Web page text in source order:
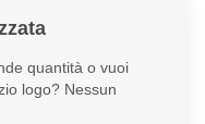
quantità o vuoi
logo? Nessun